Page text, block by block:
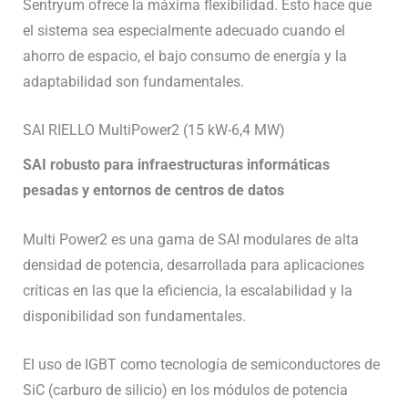
Sentryum ofrece la máxima flexibilidad. Esto hace que
el sistema sea especialmente adecuado cuando el
ahorro de espacio, el bajo consumo de energía y la
adaptabilidad son fundamentales.
SAI RIELLO MultiPower2 (15 kW-6,4 MW)
SAI robusto para infraestructuras informáticas
pesadas y entornos de centros de datos
Multi Power2 es una gama de SAI modulares de alta
densidad de potencia, desarrollada para aplicaciones
críticas en las que la eficiencia, la escalabilidad y la
disponibilidad son fundamentales.
El uso de IGBT como tecnología de semiconductores de
SiC (carburo de silicio) en los módulos de potencia